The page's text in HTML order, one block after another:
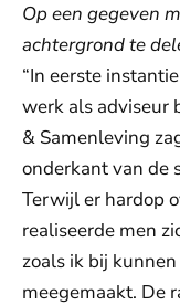
Op een gegeven
achtergrond te
“In eerste
werk als adviseur
& Samenleving
onderkant van de
Terwijl er hardop
realiseerde men
zoals ik bij
meegemaakt. De